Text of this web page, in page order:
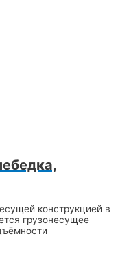
конструкцией в
грузонесущее